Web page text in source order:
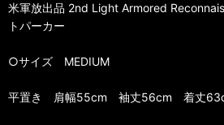
米軍放出品 2nd Light Armored
トパーカー
○サイズ MEDIUM
平置き 肩幅55cm 袖丈56cm 着丈